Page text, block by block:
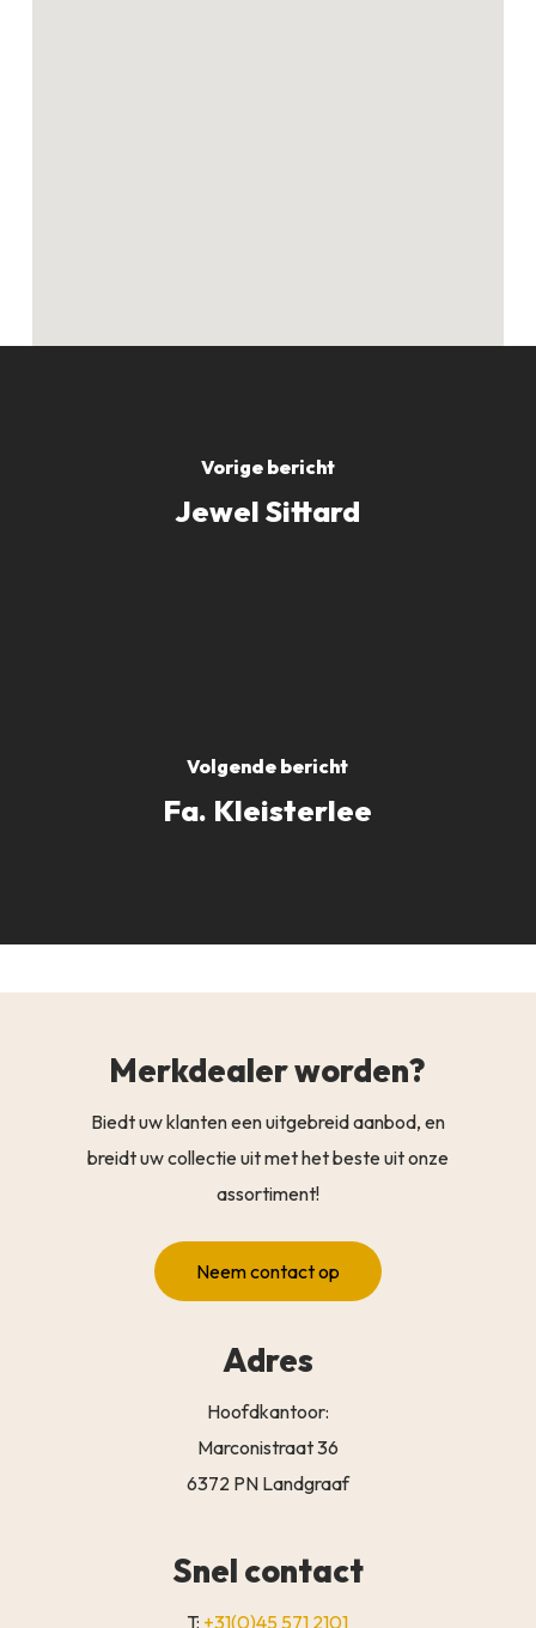
Vorige bericht
Jewel Sittard
Volgende bericht
Fa. Kleisterlee
Merkdealer worden?
Biedt uw klanten een uitgebreid aanbod, en
breidt uw collectie uit met het beste uit onze
assortiment!
Neem contact op
Adres
Hoofdkantoor:
Marconistraat 36
6372 PN Landgraaf
Snel contact
T: +31(0)45 571 2101